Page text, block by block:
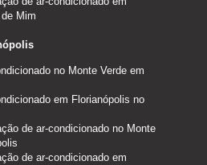
Mim
no Monte Verde em
em Florianópolis no
de ar-condicionado no Monte
de ar-condicionado em